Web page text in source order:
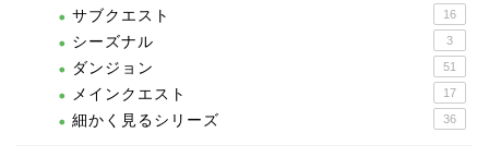
サブクエスト 16
シーズナル 3
ダンジョン 51
メインクエスト 17
細かく見るシリーズ 36